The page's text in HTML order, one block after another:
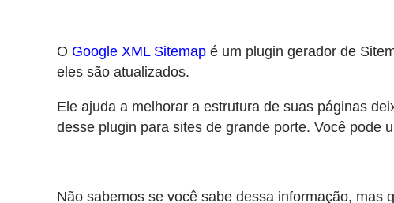
O Google XML Sitemap é um plugin gerador de
eles são atualizados.
Ele ajuda a melhorar a estrutura de suas páginas
desse plugin para sites de grande porte. Você pode
Não sabemos se você sabe dessa informação, mas